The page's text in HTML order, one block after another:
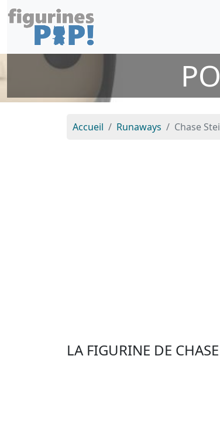
Accueil Runaways Chase
LA FIGURINE DE